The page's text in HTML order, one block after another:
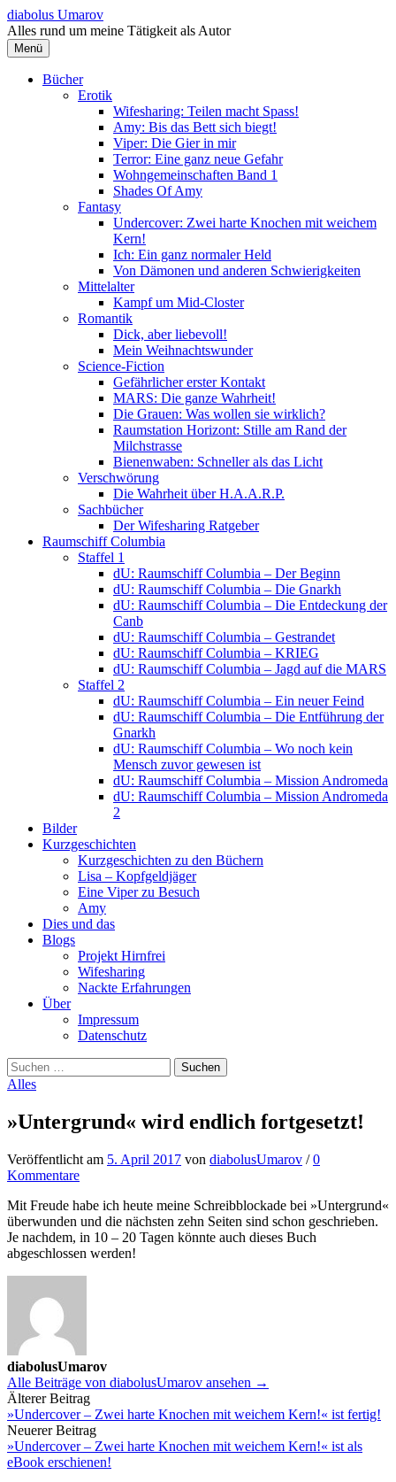
Springe
zum
Inhalt
diabolus Umarov
Alles rund um meine Tätigkeit als Autor
Menü
Bücher
Erotik
Wifesharing: Teilen macht Spass!
Amy: Bis das Bett sich biegt!
Viper: Die Gier in mir
Terror: Eine ganz neue Gefahr
Wohngemeinschaften Band 1
Shades Of Amy
Fantasy
Undercover: Zwei harte Knochen mit weichem
Kern!
Ich: Ein ganz normaler Held
Von Dämonen und anderen Schwierigkeiten
Mittelalter
Kampf um Mid-Closter
Romantik
Dick, aber liebevoll!
Mein Weihnachtswunder
Science-Fiction
Gefährlicher erster Kontakt
MARS: Die ganze Wahrheit!
Die Grauen: Was wollen sie wirklich?
Raumstation Horizont: Stille am Rand der
Milchstrasse
Bienenwaben: Schneller als das Licht
Verschwörung
Die Wahrheit über H.A.A.R.P.
Sachbücher
Der Wifesharing Ratgeber
Raumschiff Columbia
Staffel 1
dU: Raumschiff Columbia – Der Beginn
dU: Raumschiff Columbia – Die Gnarkh
dU: Raumschiff Columbia – Die Entdeckung der
Canb
dU: Raumschiff Columbia – Gestrandet
dU: Raumschiff Columbia – KRIEG
dU: Raumschiff Columbia – Jagd auf die MARS
Staffel 2
dU: Raumschiff Columbia – Ein neuer Feind
dU: Raumschiff Columbia – Die Entführung der
Gnarkh
dU: Raumschiff Columbia – Wo noch kein
Mensch zuvor gewesen ist
dU: Raumschiff Columbia – Mission Andromeda
dU: Raumschiff Columbia – Mission Andromeda
2
Bilder
Kurzgeschichten
Kurzgeschichten zu den Büchern
Lisa – Kopfgeldjäger
Eine Viper zu Besuch
Amy
Dies und das
Blogs
Projekt Hirnfrei
Wifesharing
Nackte Erfahrungen
Über
Impressum
Datenschutz
Suchen
nach:
Alles
»Untergrund« wird endlich fortgesetzt!
Veröffentlicht am 5. April 2017 von diabolusUmarov /0
Kommentare
Mit Freude habe ich heute meine Schreibblockade bei »Untergrund«
überwunden und die nächsten zehn Seiten sind schon geschrieben.
Je nachdem, in 10 – 20 Tagen könnte auch dieses Buch
abgeschlossen werden!
diabolusUmarov
Alle Beiträge von diabolusUmarov ansehen →
Beitrags-
Navigation
Älterer Beitrag
»Undercover – Zwei harte Knochen mit weichem Kern!« ist fertig!
Neuerer Beitrag
»Undercover – Zwei harte Knochen mit weichem Kern!« ist als
eBook erschienen!